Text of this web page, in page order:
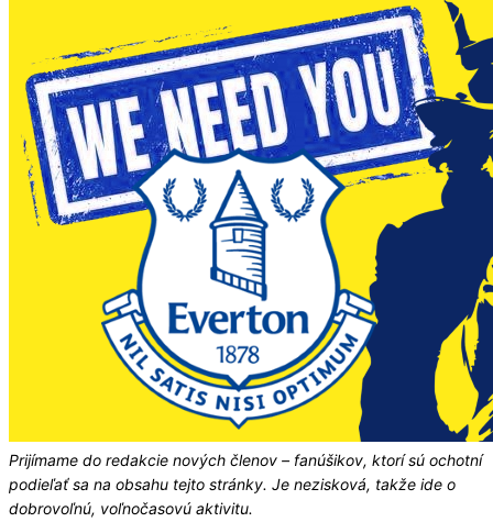
Prijímame do redakcie nových členov – fanúšikov, ktorí sú ochotní
podieľať sa na obsahu tejto stránky. Je nezisková, takže ide o
dobrovoľnú, voľnočasovú aktivitu.